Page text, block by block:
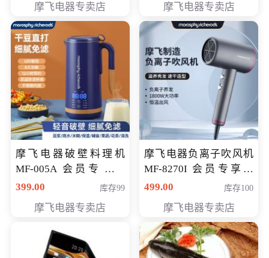
摩飞电器专卖店 摩飞电器专卖店
摩飞电器破壁料理机
MF-005A 会员专享价
198元
399.00 库存99
摩飞电器专卖店
摩飞电器负离子吹风机
MF-8270I 会员专享价
369元
499.00 库存100
摩飞电器专卖店